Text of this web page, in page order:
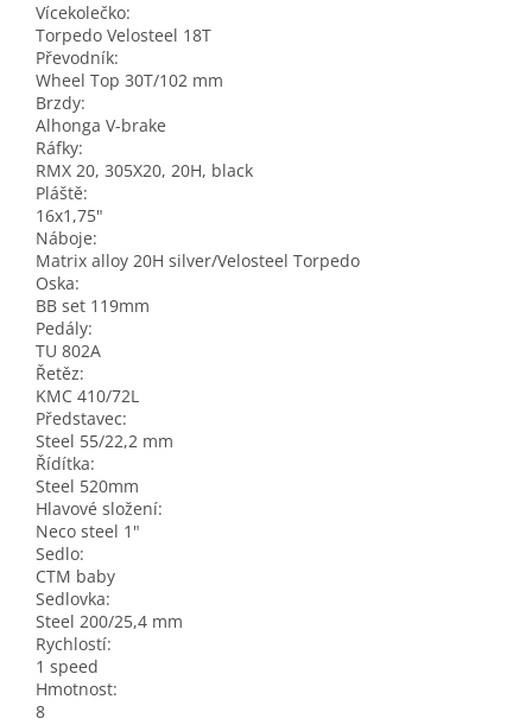
Vícekolečko:
Torpedo Velosteel 18T
Převodník:
Wheel Top 30T/102 mm
Brzdy:
Alhonga V-brake
Ráfky:
RMX 20, 305X20, 20H, black
Pláště:
16x1,75"
Náboje:
Matrix alloy 20H silver/Velosteel Torpedo
Oska:
BB set 119mm
Pedály:
TU 802A
Řetěz:
KMC 410/72L
Představec:
Steel 55/22,2 mm
Řídítka:
Steel 520mm
Hlavové složení:
Neco steel 1"
Sedlo:
CTM baby
Sedlovka:
Steel 200/25,4 mm
Rychlostí:
1 speed
Hmotnost:
8